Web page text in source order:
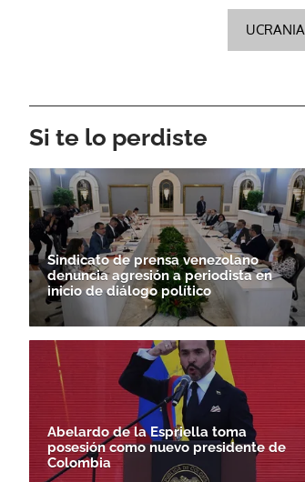
UCRANIA
Si te lo perdiste
Sindicato de prensa venezolano
denuncia agresión a periodista en
inicio de diálogo político
Abelardo de la Espriella toma
posesión como nuevo presidente de
Colombia